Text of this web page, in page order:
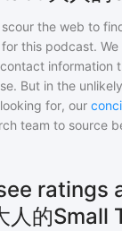
the web to
this podcast.
information
But in the
for, our
team to source
ratings
的Small